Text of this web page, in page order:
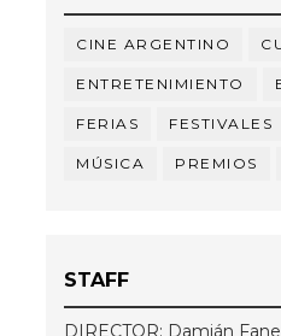
CINE ARGENTINO
ENTRETENIMIENTO
FERIAS FESTIVALES
MÚSICA PREMIOS
STAFF
DIRECTOR: Damián